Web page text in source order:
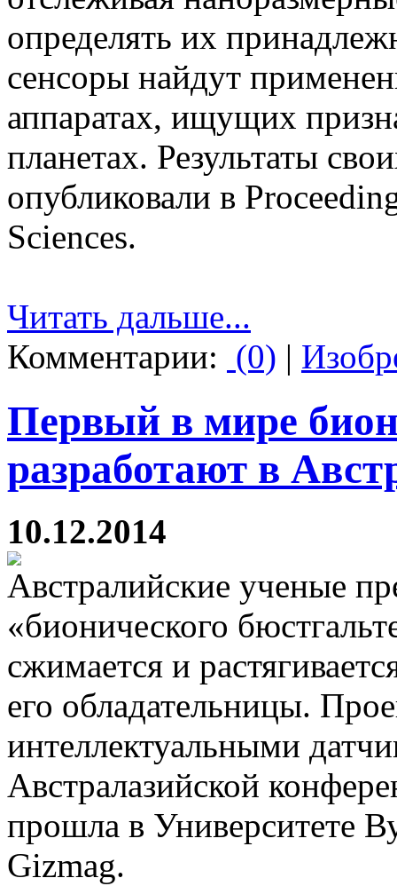
определять их
сенсоры найдут
аппаратах, ищущих
планетах. Результаты
опубликовали в
Sciences.
Читать дальше...
Комментарии: (0) |
Первый в мире
разработают в
10.12.2014
Австралийские ученые
«бионического
сжимается и
его обладательницы.
интеллектуальными
Австралазийской
прошла в Университете
Gizmag.